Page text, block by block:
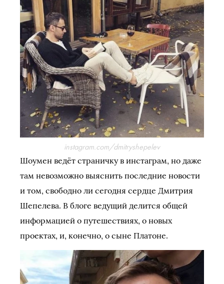
instagram.com/dmitryshepelev
Шоумен ведёт страничку в инстаграм, но даже
там невозможно выяснить последние новости
и том, свободно ли сегодня сердце Дмитрия
Шепелева. В блоге ведущий делится общей
информацией о путешествиях, о новых
проектах, и, конечно, о сыне Платоне.